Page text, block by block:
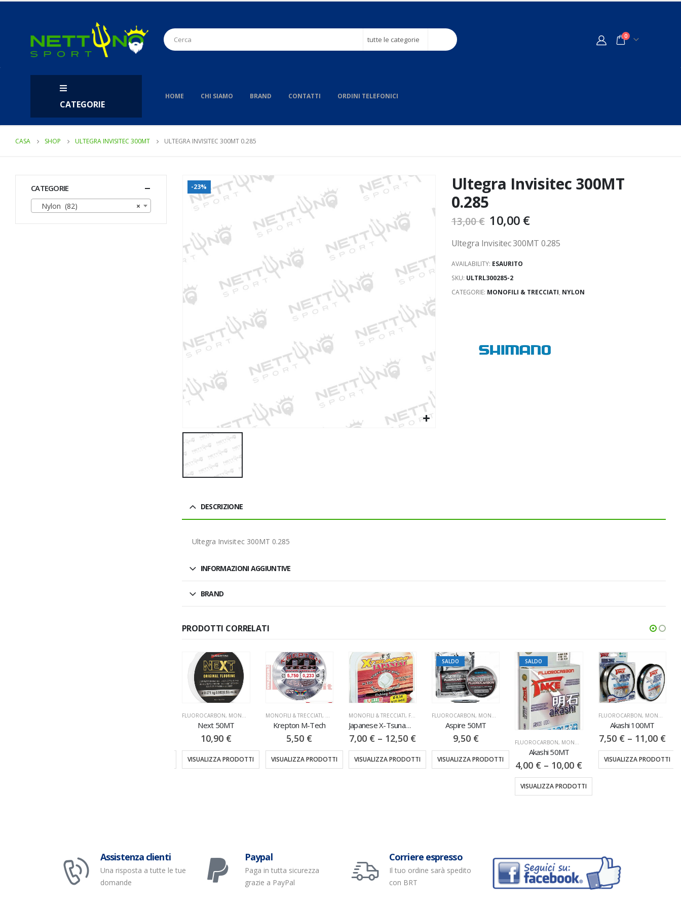
tutte le categorie 0
CATEGORIE
HOME CHI SIAMO BRAND CONTATTI ORDINI TELEFONICI
CASA SHOP ULTEGRA INVISITEC 300MT ULTEGRA INVISITEC 300MT 0.285
-23%
Ultegra Invisitec 300MT
0.285
13,00€ 10,00 €
Ultegra Invisitec 300MT 0.285
AVAILABILITY: ESAURITO
SKU: ULTRL300285-2
CATEGORIE: MONOFILI & TRECCIATI, NYLON
DESCRIZIONE
Ultegra Invisitec 300MT 0.285
INFORMAZIONI AGGIUNTIVE
BRAND
PRODOTTI CORRELATI
FLUOROCARBON, MONOFILI & TRECCIATI
Next 50MT
10,90 €
VISUALIZZA PRODOTTI
MONOFILI & TRECCIATI,
Krepton M-Tech
5,50 €
VISUALIZZA PRODOTTI
MONOFILI & TRECCIATI, FLUOROCOATED
Japanese X-Tsunami 100MT
7,00 €– 12,50 €
VISUALIZZA PRODOTTI
SALDO
FLUOROCARBON, MONOFILI & TRECCIATI
Aspire 50MT
9,50 €
VISUALIZZA PRODOTTI
SALDO
FLUOROCARBON, MONOFILI & TRECCIATI
Akashi 50MT
4,00 € – 10,00 €
VISUALIZZA PRODOTTI
FLUOROCARBON, MONOFILI & TRECCIATI
Akashi 100MT
7,50 €– 11,00 €
VISUALIZZA PRODOTTI
CATEGORIE
×
Nylon (82)
Assistenza clienti
Una risposta a tutte le tue
domande
Paypal
Paga in tutta sicurezza
grazie a PayPal
Corriere espresso
Il tuo ordine sarà spedito
con BRT